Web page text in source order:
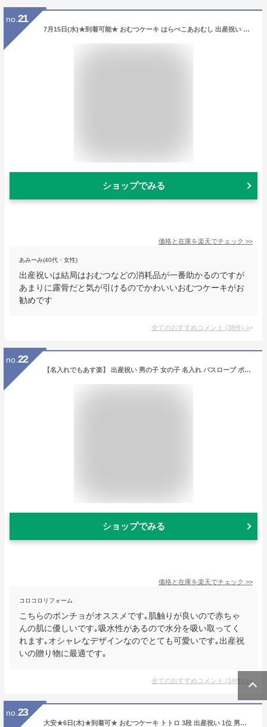
no. 21
7月15日(水)★到着可能★ おむつケーキ はらぺこあおむし 出産祝い 1位 名入れ 刺繍 オムツケーキ 3段 男の子 女の子 知育玩具 キャラクター ギフトセット 夏ギフト Sassy 豪華 赤ちゃん 身長計 バスタオル オーガニックコットン 専門 夏ギフト ランキング
ショップでみる
価格と在庫を楽天でチェック >>
あみーみ(40代・女性)
出産祝いは結局はおむつなどの消耗品が一番助かるのですが
あまりに露骨だと気が引けるのでかわいいおむつケーキがお
勧めです
全てのおすすめコメント (38件) >
no. 22
【名入れでもあす楽】 出産祝い 男の子 女の子 名入れ バスローブ ポンチョ オーガニックコットン フード付き バスタオル 赤ちゃん 1歳 あす楽 ギフト プレゼント ベビー かわいい おすすめ バスポンチョ 名前入り オーガニック お昼寝 安心 ランキング 1位獲得
ショップでみる
価格と在庫を楽天でチェック >>
コロコロリフォーム
こちらのポンチョがオススメです｡肌触りが良いので赤ちゃ
んの肌に優しいです｡吸水性があるので水分を吸い取ってく
れます｡オシャレなデザインなのでとても可愛いです｡出産祝
いの贈り物に最適です｡
全てのおすすめコメント (14件) >
no. 23
大安★6日(木)★到着可★ おむつケーキ トトロ 3段 出産祝い 1位 男の子 女の子 送料無料 今治タオル バスタオル ダイパーケーキ オーガニックコットン ギフトセット 夏ギフト イニシャル ジブリグッズ 専門 夏ギフト ランキング